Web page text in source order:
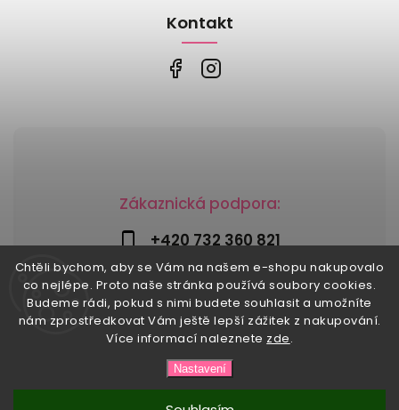
Chtěli bychom, aby se Vám na našem e-shopu nakupovalo
co nejlépe. Proto naše stránka používá soubory cookies.
Budeme rádi, pokud s nimi budete souhlasit a umožníte
nám zprostředkovat Vám ještě lepší zážitek z nakupování.
Více informací naleznete zde.
Nastavení
Zákaznická podpora:
+420 732 360 821
info@risesnu.cz
Kontakt
Risesnu.cz. Všechna práva vyhrazena.
Upravit nastavení cookies
Shoptet | Design